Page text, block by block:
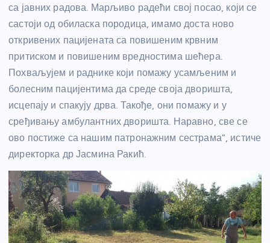
са јавних радова. Марљиво радећи свој посао, који се
састоји од обиласка породица, имамо доста ново
откривених пацијената са повишеним крвним
притиском и повишеним вредностима шећера.
Похваљујем и раднике који помажу усамљеним и
болесним пацијентима да среде своја дворишта,
исцепају и спакују дрва. Такође, они помажу и у
сређивању амбулантних дворишта. Наравно, све се
ово постиже са нашим патронажним сестрама”, истиче
директорка др Јасмина Ракић.